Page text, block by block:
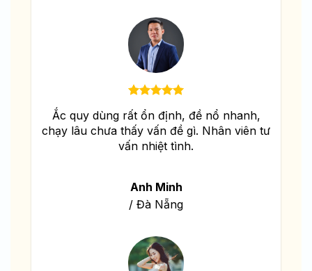
Ắc quy dùng rất ổn định, đề nổ nhanh,
chạy lâu chưa thấy vấn đề gì. Nhân viên tư
vấn nhiệt tình.
Anh Minh
/ Đà Nẵng